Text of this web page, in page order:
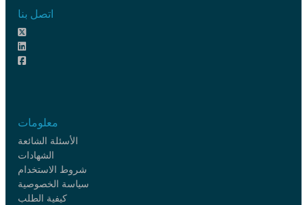
اتصل بنا
معلومات
الأسئلة الشائعة
الشهادات
شروط الاستخدام
سياسة الخصوصية
كيفية الطلب